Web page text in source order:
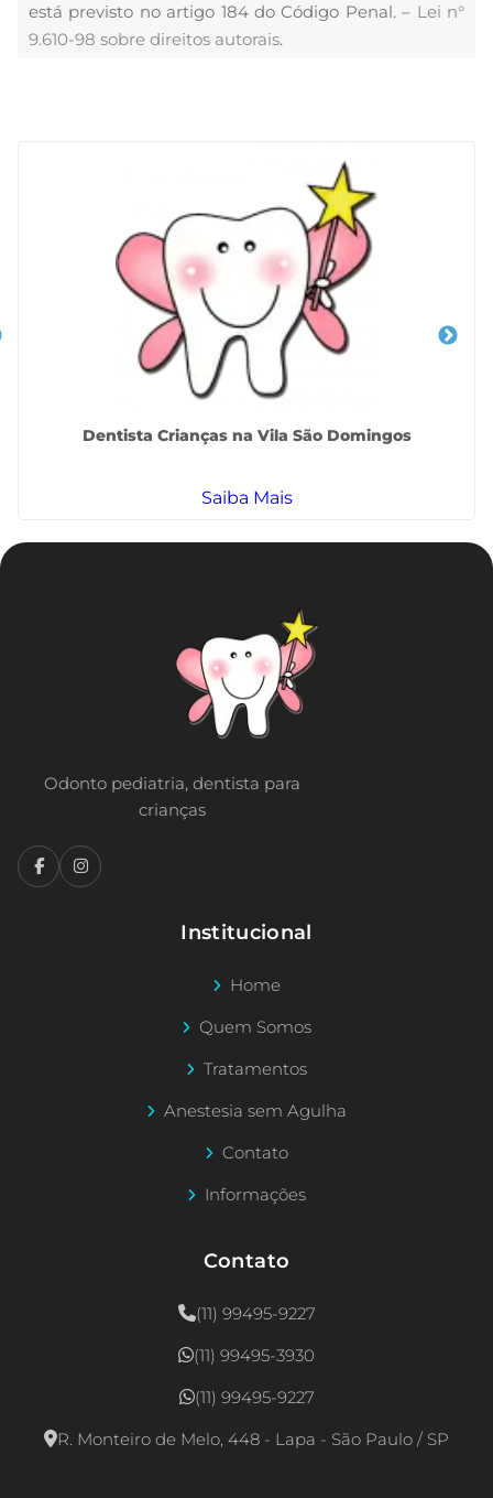
está previsto no artigo 184 do Código Penal. – Lei n°
9.610-98 sobre direitos autorais.
Dentista Crianças na Vila São Domingos
Saiba Mais
Odonto pediatria, dentista para
crianças
Institucional
Home
Quem Somos
Tratamentos
Anestesia sem Agulha
Contato
Informações
Contato
(11) 99495-9227
(11) 99495-3930
(11) 99495-9227
R. Monteiro de Melo, 448 - Lapa - São Paulo / SP